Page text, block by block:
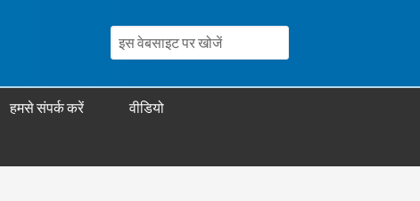
हमसे संपर्क करें वीडियो